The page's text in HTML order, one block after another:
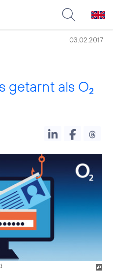
03.02.2017
getarnt als O2